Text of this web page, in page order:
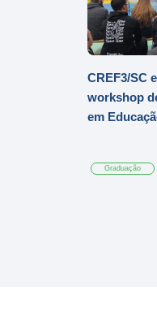
CREF3/SC
workshop
em
Graduação